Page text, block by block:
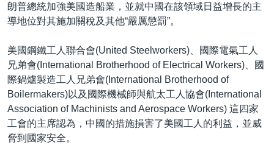
朗普總統加強美國造船業，並就中國在該領域日益增長的主
導地位對其施加關稅及其他“嚴厲懲罰”。
美國鋼鐵工人聯合會(United Steelworkers)、國際電氣工人
兄弟會(International Brotherhood of Electrical Workers)、國
際鍋爐製造工人兄弟會(International Brotherhood of
Boilermakers)以及國際機械師與航太工人協會(International
Association of Machinists and Aerospace Workers) 這四家
工會的主席認為，中國的措施損害了美國工人的利益，並威
脅到國家安全。